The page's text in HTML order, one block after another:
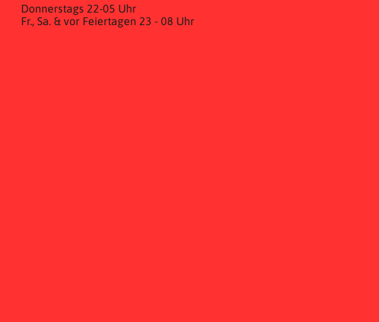
Donnerstags 22-05 Uhr
Fr., Sa. & vor Feiertagen 23 - 08 Uhr